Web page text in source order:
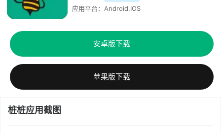
应用平台：Android,IOS
安卓版下载
苹果版下载
桩桩应用截图